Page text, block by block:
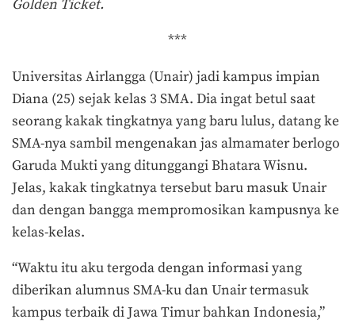
Golden Ticket.
***
Universitas Airlangga (Unair) jadi kampus impian
Diana (25) sejak kelas 3 SMA. Dia ingat betul saat
seorang kakak tingkatnya yang baru lulus, datang ke
SMA-nya sambil mengenakan jas almamater berlogo
Garuda Mukti yang ditunggangi Bhatara Wisnu.
Jelas, kakak tingkatnya tersebut baru masuk Unair
dan dengan bangga mempromosikan kampusnya ke
kelas-kelas.
“Waktu itu aku tergoda dengan informasi yang
diberikan alumnus SMA-ku dan Unair termasuk
kampus terbaik di Jawa Timur bahkan Indonesia,”